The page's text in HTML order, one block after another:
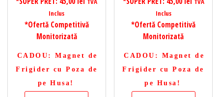
Inclus
*Ofertă Competitivă
Monitorizată
CADOU : Magnet de
Frigider cu Poza de
pe Husa!
Inclus
*Ofertă Competitivă
Monitorizată
CADOU : Magnet de
Frigider cu Poza de
pe Husa!